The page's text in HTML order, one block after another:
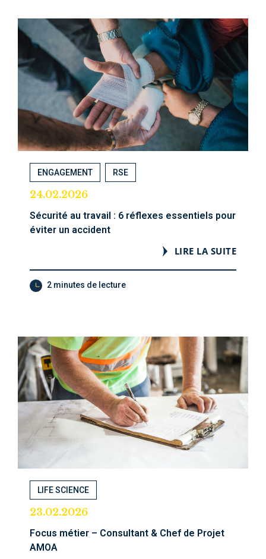
ENGAGEMENT RSE
24.02.2026
Sécurité au travail : 6 réflexes essentiels pour
éviter un accident
LIRE LA SUITE
2 minutes de lecture
LIFE SCIENCE
23.02.2026
Focus métier – Consultant & Chef de Projet
AMOA